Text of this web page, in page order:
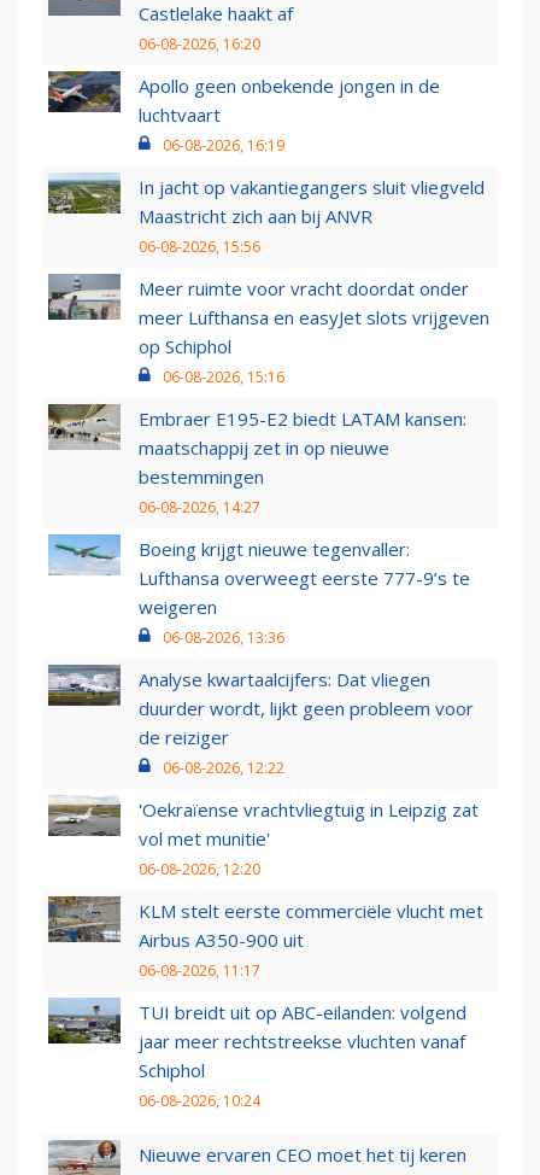
Castlelake haakt af
06-08-2026, 16:20
Apollo geen onbekende jongen in de
luchtvaart
06-08-2026, 16:19
In jacht op vakantiegangers sluit vliegveld
Maastricht zich aan bij ANVR
06-08-2026, 15:56
Meer ruimte voor vracht doordat onder
meer Lufthansa en easyJet slots vrijgeven
op Schiphol
06-08-2026, 15:16
Embraer E195-E2 biedt LATAM kansen:
maatschappij zet in op nieuwe
bestemmingen
06-08-2026, 14:27
Boeing krijgt nieuwe tegenvaller:
Lufthansa overweegt eerste 777-9’s te
weigeren
06-08-2026, 13:36
Analyse kwartaalcijfers: Dat vliegen
duurder wordt, lijkt geen probleem voor
de reiziger
06-08-2026, 12:22
'Oekraïense vrachtvliegtuig in Leipzig zat
vol met munitie'
06-08-2026, 12:20
KLM stelt eerste commerciële vlucht met
Airbus A350-900 uit
06-08-2026, 11:17
TUI breidt uit op ABC-eilanden: volgend
jaar meer rechtstreekse vluchten vanaf
Schiphol
06-08-2026, 10:24
Nieuwe ervaren CEO moet het tij keren